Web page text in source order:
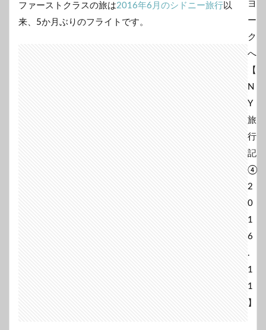
ファーストクラスの旅は2016年6月のシドニー旅行以
来、5か月ぶりのフライトです。